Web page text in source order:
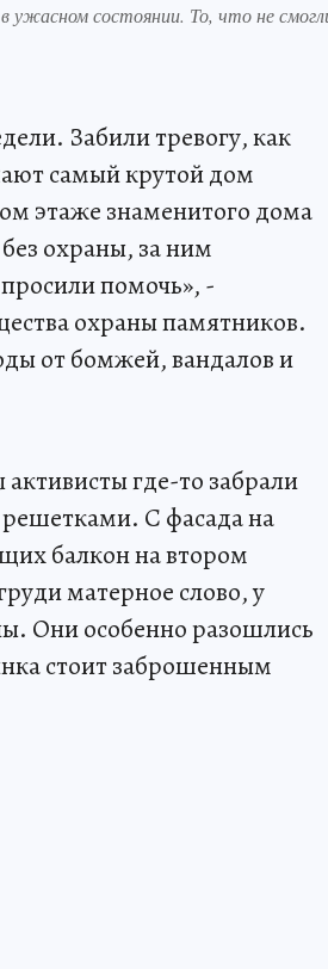
ужасном состоянии. То, что не
Забили тревогу, как
самый крутой дом
этаже знаменитого дома
охраны, за ним
помочь», -
охраны памятников.
от бомжей, вандалов и
где-то забрали
С фасада на
балкон на втором
матерное слово, у
Они особенно разошлись
стоит заброшенным